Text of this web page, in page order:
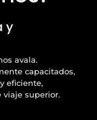
y
avala.
capacitados,
eficiente,
superior.